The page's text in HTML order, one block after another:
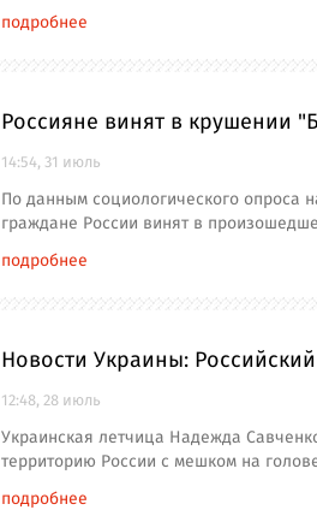
подробнее
Россияне винят в крушении
14:54, 31 июль
По данным социологического опроса
граждане России винят в
подробнее
Новости Украины:
12:48, 28 июль
Украинская летчица Надежда
территорию России с мешком на
подробнее